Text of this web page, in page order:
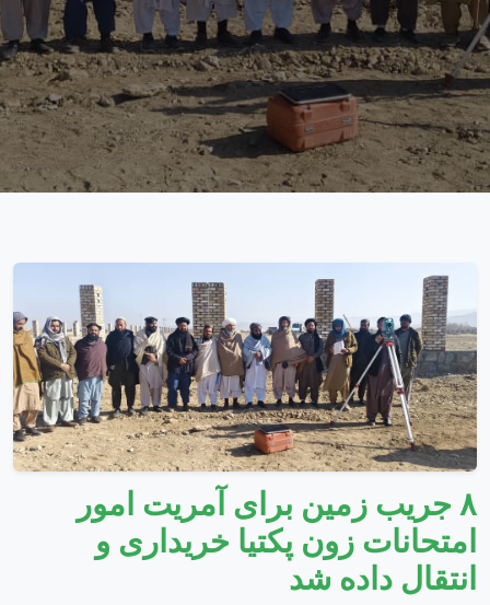
۸ جریب زمین برای آمریت امور
امتحانات زون پکتیا خریداری و
انتقال داده شد